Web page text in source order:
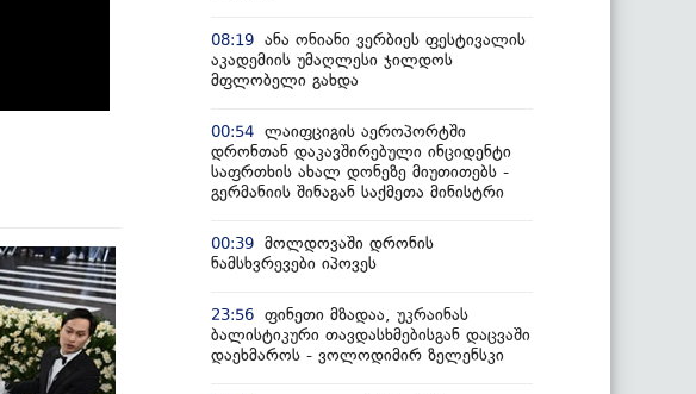
08:19 ანა ონიანი ვერბიეს ფესტივალის
აკადემიის უმაღლესი ჯილდოს
მფლობელი გახდა
00:54 ლაიფციგის აეროპორტში
დრონთან დაკავშირებული ინციდენტი
საფრთხის ახალ დონეზე მიუთითებს -
გერმანიის შინაგან საქმეთა მინისტრი
00:39 მოლდოვაში დრონის
ნამსხვრევები იპოვეს
23:56 ფინეთი მზადაა, უკრაინას
ბალისტიკური თავდასხმებისგან დაცვაში
დაეხმაროს - ვოლოდიმირ ზელენსკი